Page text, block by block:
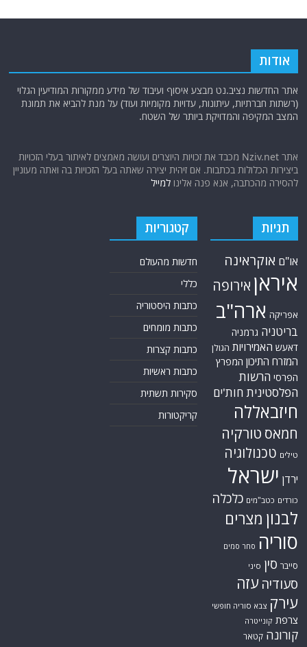
אודות
אתר החדשות נציב.נט מבצע איסוף ועיבוד של מידע ממקורות המודיעין הגלוי
(רשתות חברתיות, עיתונות, עדויות מקומיות ועוד) על מנת להביא את תמונת
המצב המקיפה והמדויקת ביותר של השטח.
אתר Nziv.net מכבד את זכויות היוצרים ועושה מאמצים לאיתור בעלי הזכויות
ביצירות הכלולות בכתבות. אם זיהית יצירה שאתה בעל הזכויות בה ואתה מעוניין
להסירה מהכתבה, אנא פנה אלינולמייל
תגיות
או"ם אוקראינה
איראן אירופה
אפריקה ארה"ב
בריטניה גרמניה
דאעש האמירויות הגולן
המזרח התיכון המפרץ
הפרסי הרשות
הפלסטינית חות'ים
חיזבאללה
חמאס טורקיה
טילים טכנולוגיה
ירדן ישראל
כורדים כטב"מים כלכלה
לבנון מצרים
סוריה סחר סמים
סייבר סין סיני
סעודיה עזה
עירק צבא סוריה חופשי
צרפת קונייטרה
קורונה קטאר
קטגוריות
חדשות מהעולם
כללי
כתבות היסטוריה
כתבות מומחים
כתבות קצרות
כתבות ראשיות
סקירות תשתית
קריקטורות